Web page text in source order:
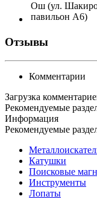
Ош (ул.
павильон А6)
Отзывы
Комментарии
Загрузка
Рекомендуемые
Информация
Рекомендуемые
Катушки
Поисковые
Инструменты
Лопаты